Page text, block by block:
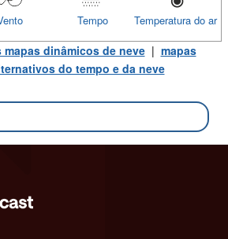
Temperatura do ar
Tempo
dinâmicos de neve| mapas
do tempo e da neve